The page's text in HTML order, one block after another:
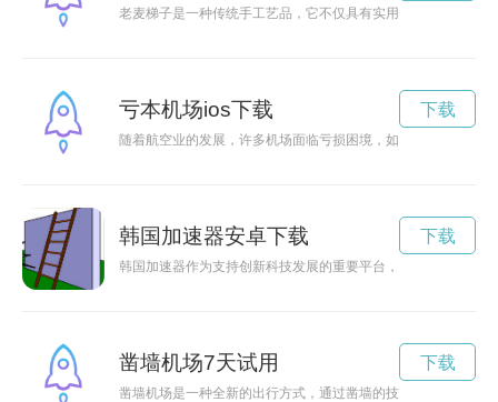
老麦梯子是一种传统手工艺品，它不仅具有实用性，更承载着
亏本机场ios下载
随着航空业的发展，许多机场面临亏损困境，如何提高效益成为
下载
韩国加速器安卓下载
韩国加速器作为支持创新科技发展的重要平台，已经成为吸引
下载
凿墙机场7天试用
凿墙机场是一种全新的出行方式，通过凿墙的技术，将机场建
下载